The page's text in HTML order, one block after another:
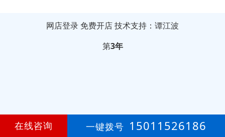
网店登录 免费开店技术支持：谭江波
第3年
在线咨询 一键拨号 15011526186